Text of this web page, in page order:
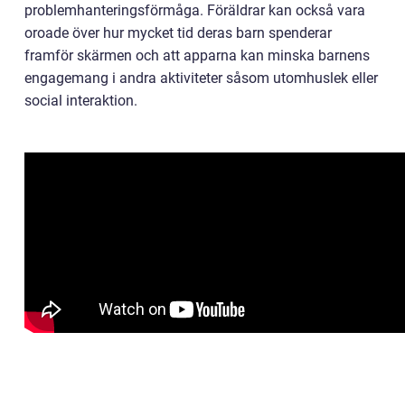
problemhanteringsförmåga. Föräldrar kan också vara
oroade över hur mycket tid deras barn spenderar
framför skärmen och att apparna kan minska barnens
engagemang i andra aktiviteter såsom utomhuslek eller
social interaktion.